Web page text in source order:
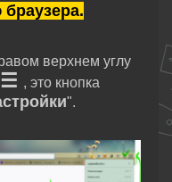
верхнем углу
☰ , это кнопка
".